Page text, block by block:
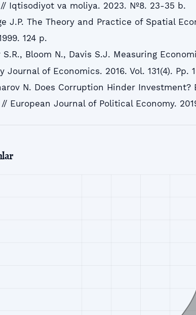
Iqtisodiyot va moliya. 2023. №8. 23-35 b.
J.P. The Theory and Practice of Spatial
124 p.
S.R., Bloom N., Davis S.J. Measuring
Journal of Economics. 2016. Vol. 131(4). Pp.
N. Does Corruption Hinder Investment?
// European Journal of Political Economy.